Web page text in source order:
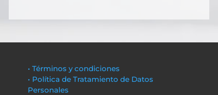
• Términos y condiciones
• Política de Tratamiento de Datos
Personales